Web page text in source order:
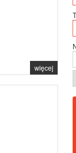
więcej